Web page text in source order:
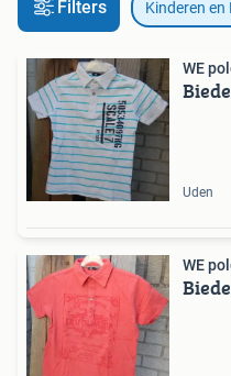
Filters Kinderen en
Uden
WE